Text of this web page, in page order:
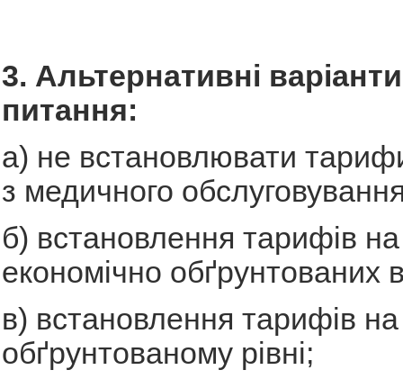
3. Альтернативні
питання:
а) не встановлювати
з медичного
б) встановлення тарифів на
економічно обґрунтованих
в) встановлення тарифів
обґрунтованому рівні;